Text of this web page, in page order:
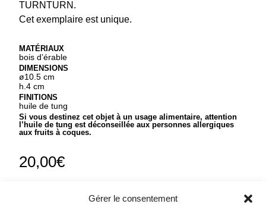
Gérer le consentement
TURNTURN.
Cet exemplaire est unique.
MATÉRIAUX
bois d’érable
DIMENSIONS
ø10.5 cm
h.4 cm
FINITIONS
huile de tung
Si vous destinez cet objet à un usage alimentaire, attention
l’huile de tung est déconseillée aux personnes allergiques
aux fruits à coques.
20,00€